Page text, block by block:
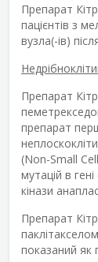
Препарат
пацієнтів з
вузла(-ів)
Препарат
препарат
(Non-Small
мутацій в
кінази
Препарат
показаний як